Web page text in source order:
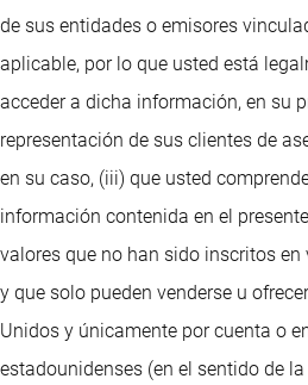
de sus entidades o emisores
aplicable, por lo que usted está
acceder a dicha información, en su
representación de sus clientes de
en su caso, (iii) que usted
información contenida en el
valores que no han sido inscritos en
y que solo pueden venderse u
Unidos y únicamente por cuenta o
estadounidenses (en el sentido de